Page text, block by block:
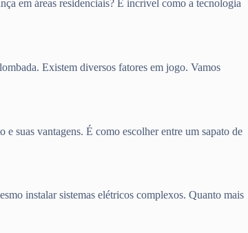
em áreas residenciais? É incrível como a tecnologia
Existem diversos fatores em jogo. Vamos
suas vantagens. É como escolher entre um sapato de
instalar sistemas elétricos complexos. Quanto mais